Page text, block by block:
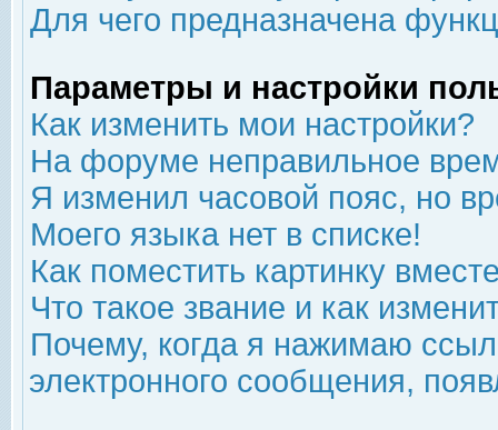
Для чего предназначена
Параметры и настройки
Как изменить мои настройки?
На форуме неправильное
Я изменил часовой пояс, но
Моего языка нет в списке!
Как поместить картинку
Что такое звание и как
Почему, когда я нажимаю
электронного сообщения,